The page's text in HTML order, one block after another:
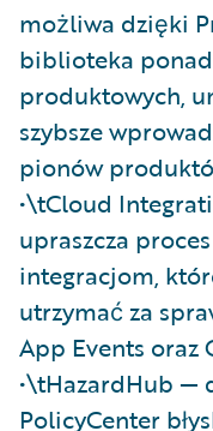
możliwa dzięki
biblioteka
produktowych,
szybsze
pionów
•\tCloud
upraszcza
integracjom,
utrzymać za
App Events oraz
•\tHazardHub —
PolicyCenter